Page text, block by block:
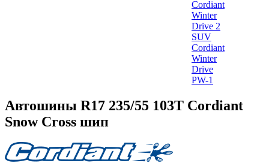
Cordiant
Winter
Drive 2
SUV
Cordiant
Winter
Drive
PW-1
Автошины R17 235/55 103T Cordiant
Snow Cross шип